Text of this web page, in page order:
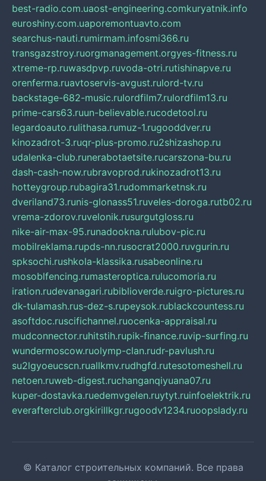
best-radio.com.uaost-engineering.comkuryatnik.info
euroshiny.com.uaporemontuavto.com
searchus-nauti.rumirmam.infosmi366.ru
transgazstroy.ruorgmanagement.orgyes-fitness.ru
xtreme-rp.ruwasdpvp.ruvoda-otri.rutishinapve.ru
orenferma.ruavtoservis-avgust.rulord-tv.ru
backstage-682-music.rulordfilm7.rulordfilm13.ru
prime-cars63.ruun-believable.rucodetool.ru
legardoauto.rulithasa.rumuz-1.rugooddver.ru
kinozadrot-3.ruqr-plus-promo.ru2shizashop.ru
udalenka-club.runerabotaetsite.rucarszona-bu.ru
dash-cash-now.rubravoprod.rukinozadrot13.ru
hotteygroup.rubagira31.rudommarketnsk.ru
dveriland73.runis-glonass51.ruveles-doroga.rutb02.ru
vrema-zdorov.ruvelonik.rusurgutgloss.ru
nike-air-max-95.runadookna.rulubov-pic.ru
mobilreklama.rupds-nn.rusocrat2000.ruvgurin.ru
spksochi.rushkola-klassika.rusabeonline.ru
mosoblfencing.rumasteroptica.rulucomoria.ru
iration.rudevanagari.rubiblioverde.ruigro-pictures.ru
dk-tulamash.rus-dez-s.rupeysok.rublackcountess.ru
asoftdoc.ruscifichannel.ruocenka-appraisal.ru
mudconnector.ruhitstih.rupik-finance.ruvip-surfing.ru
wundermoscow.ruolymp-clan.rudr-pavlush.ru
su2lgyoeucscn.ruallkmv.rudhgfd.rutesotomeshell.ru
netoen.ruweb-digest.ruchanganqiyuana07.ru
kuper-dostavka.ruedemvgelen.ruytyt.ruinfoelektrik.ru
everafterclub.orgkirillkgr.rugoodv1234.ruoopslady.ru
© Каталог строительных компаний. Все права